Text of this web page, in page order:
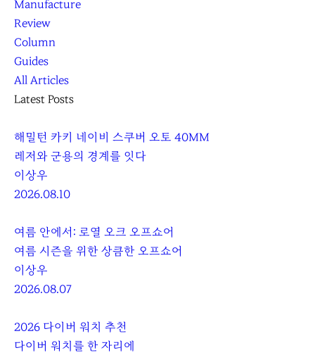
Manufacture
Review
Column
Guides
All Articles
Latest Posts
해밀턴 카키 네이비 스쿠버 오토 40MM
레저와 군용의 경계를 잇다
이상우
2026.08.10
여름 안에서: 로열 오크 오프쇼어
여름 시즌을 위한 상큼한 오프쇼어
이상우
2026.08.07
2026 다이버 워치 추천
다이버 워치를 한 자리에